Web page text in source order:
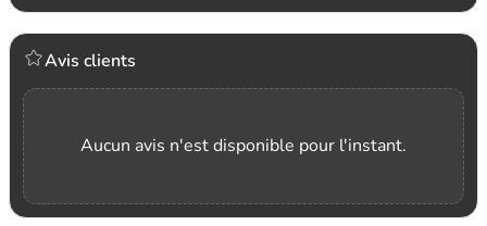
Avis clients
Aucun avis n'est disponible pour l'instant.